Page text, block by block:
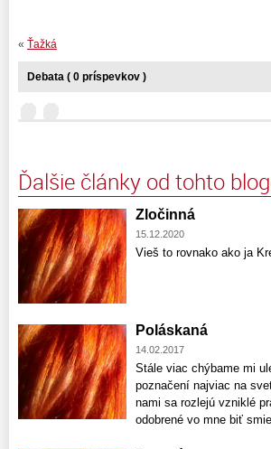
« Ťažká
Debata ( 0 príspevkov )
Ďalšie články od tohto
Zločinná
15.12.2020
Vieš to rovnako ako ja
Poláskaná
14.02.2017
Stále viac chýbame mi
poznačení najviac na
nami sa rozlejú vzniklé
odobrené vo mne biť